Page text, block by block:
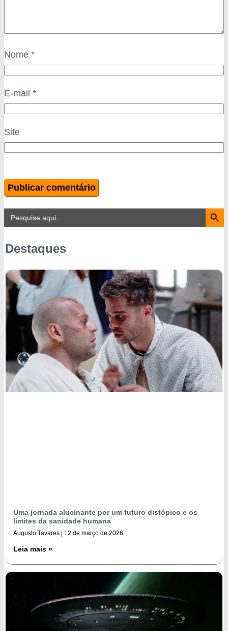
Nome *
E-mail *
Site
Search
for:
Search Button
Destaques
Uma jornada alucinante por um futuro distópico e os
limites da sanidade humana
Augusto Tavares 12 de março de 2026
Leia mais »